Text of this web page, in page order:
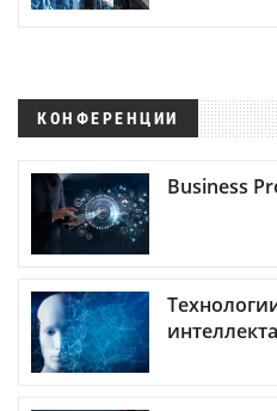
КОНФЕРЕНЦИИ
Business